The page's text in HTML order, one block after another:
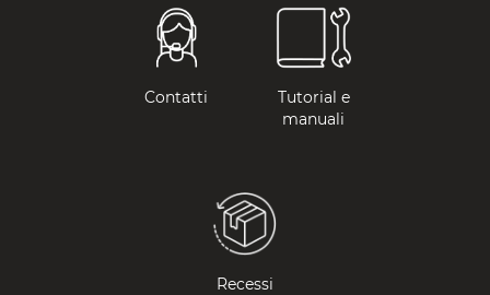
Contatti
Tutorial e
manuali
Recessi